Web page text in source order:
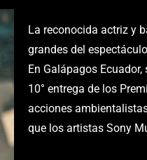
La reconocida actriz y
grandes del
En Galápagos
10° entrega de los
acciones
que los artistas Sony